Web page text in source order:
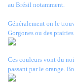
au Brésil notamment.
Généralement on le
Gorgones ou des
Ces couleurs vont du
passant par le orange.